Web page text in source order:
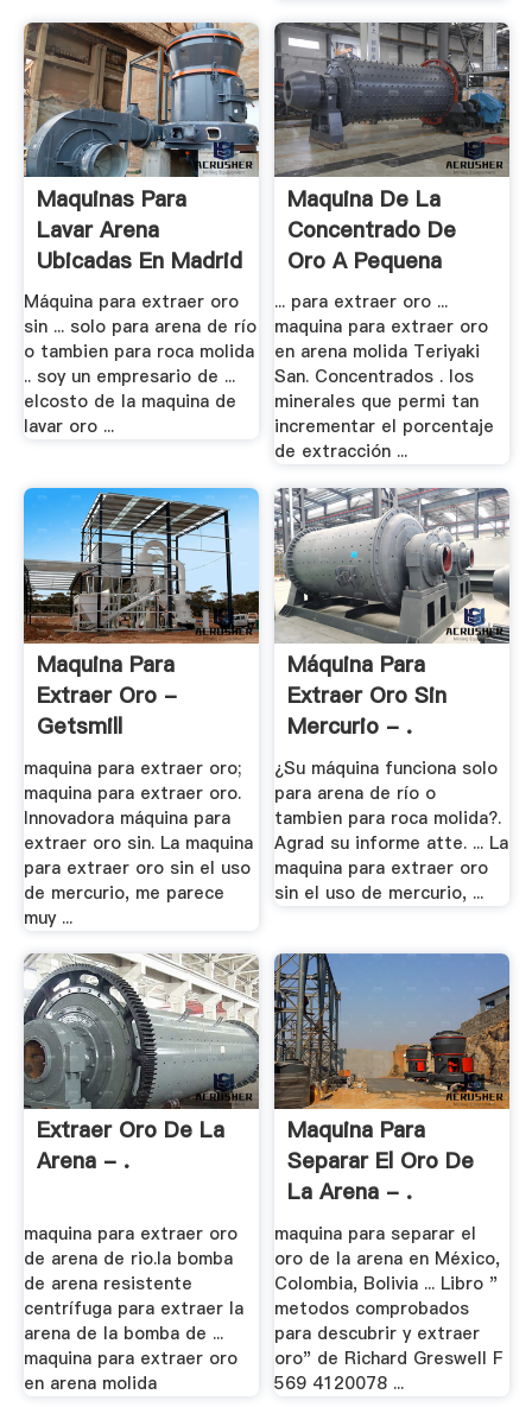
Maquinas Para
Lavar Arena
Ubicadas En Madrid
Máquina para extraer oro
sin ... solo para arena de río
o tambien para roca molida
.. soy un empresario de ...
elcosto de la maquina de
lavar oro ...
Maquina De La
Concentrado De
Oro A Pequena
Escala
... para extraer oro ...
maquina para extraer oro
en arena molida Teriyaki
San. Concentrados . los
minerales que permi tan
incrementar el porcentaje
de extracción ...
Maquina Para
Extraer Oro -
Getsmill
maquina para extraer oro;
maquina para extraer oro.
Innovadora máquina para
extraer oro sin. La maquina
para extraer oro sin el uso
de mercurio, me parece
muy ...
Máquina Para
Extraer Oro Sin
Mercurio - .
¿Su máquina funciona solo
para arena de río o
tambien para roca molida?.
Agrad su informe atte. ... La
maquina para extraer oro
sin el uso de mercurio, ...
Extraer Oro De La
Arena - .
maquina para extraer oro
de arena de rio.la bomba
de arena resistente
centrífuga para extraer la
arena de la bomba de ...
maquina para extraer oro
en arena molida
Maquina Para
Separar El Oro De
La Arena - .
maquina para separar el
oro de la arena en México,
Colombia, Bolivia ... Libro "
metodos comprobados
para descubrir y extraer
oro" de Richard Greswell F
569 4120078 ...